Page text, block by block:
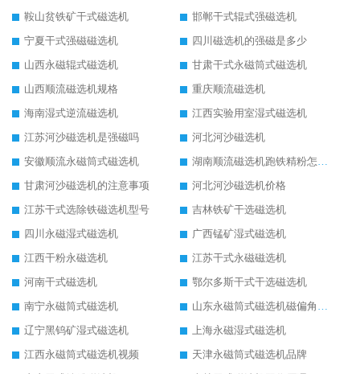
鞍山贫铁矿干式磁选机
邯郸干式辊式强磁选机
宁夏干式强磁磁选机
四川磁选机的强磁是多少
山西永磁辊式磁选机
甘肃干式永磁筒式磁选机
山西顺流磁选机规格
重庆顺流磁选机
海南湿式逆流磁选机
江西实验用室湿式磁选机
江苏河沙磁选机是强磁吗
河北河沙磁选机
安徽顺流永磁筒式磁选机
湖南顺流磁选机跑铁精粉怎么处理
甘肃河沙磁选机的注意事项
河北河沙磁选机价格
江苏干式选除铁磁选机型号
吉林铁矿干选磁选机
四川永磁湿式磁选机
广西锰矿湿式磁选机
江西干粉永磁选机
江苏干式永磁磁选机
河南干式磁选机
鄂尔多斯干式干选磁选机
南宁永磁筒式磁选机
山东永磁筒式磁选机磁偏角怎么调整
辽宁黑钨矿湿式磁选机
上海永磁湿式磁选机
江西永磁筒式磁选机视频
天津永磁筒式磁选机品牌